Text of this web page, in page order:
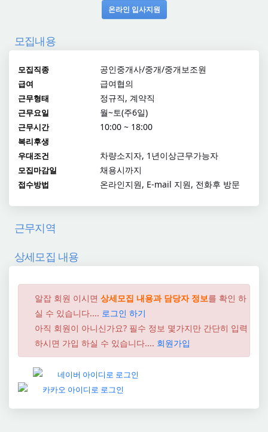
온라인 입사지원
모집내용
모집직종 공인중개사/중개/중개보조원
급여 급여협의
근무형태 정규직, 계약직
근무요일 월~토(주6일)
근무시간 10:00 ~ 18:00
복리후생
우대조건
차량소지자, 1년이상근무가능자
모집마감일 채용시까지
접수방법 온라인지원, E-mail 지원, 전화후 방문
근무지역
상세모집 내용
알잡 회원 이시면 상세모집 내용과 담당자 정보를 확인 하
실 수 있습니다.... 로그인 하기
아직 회원이 아니신가요? 필수 정보 몇가지만 간단히 입력
하시면 가입 하실 수 있습니다.... 회원가입